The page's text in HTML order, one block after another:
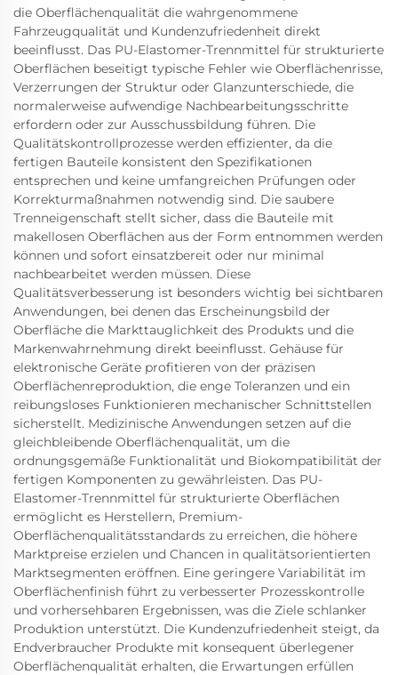
die Oberflächenqualität die wahrgenommene
Fahrzeugqualität und Kundenzufriedenheit direkt
beeinflusst. Das PU-Elastomer-Trennmittel für strukturierte
Oberflächen beseitigt typische Fehler wie Oberflächenrisse,
Verzerrungen der Struktur oder Glanzunterschiede, die
normalerweise aufwendige Nachbearbeitungsschritte
erfordern oder zur Ausschussbildung führen. Die
Qualitätskontrollprozesse werden effizienter, da die
fertigen Bauteile konsistent den Spezifikationen
entsprechen und keine umfangreichen Prüfungen oder
Korrekturmaßnahmen notwendig sind. Die saubere
Trenneigenschaft stellt sicher, dass die Bauteile mit
makellosen Oberflächen aus der Form entnommen werden
können und sofort einsatzbereit oder nur minimal
nachbearbeitet werden müssen. Diese
Qualitätsverbesserung ist besonders wichtig bei sichtbaren
Anwendungen, bei denen das Erscheinungsbild der
Oberfläche die Markttauglichkeit des Produkts und die
Markenwahrnehmung direkt beeinflusst. Gehäuse für
elektronische Geräte profitieren von der präzisen
Oberflächenreproduktion, die enge Toleranzen und ein
reibungsloses Funktionieren mechanischer Schnittstellen
sicherstellt. Medizinische Anwendungen setzen auf die
gleichbleibende Oberflächenqualität, um die
ordnungsgemäße Funktionalität und Biokompatibilität der
fertigen Komponenten zu gewährleisten. Das PU-
Elastomer-Trennmittel für strukturierte Oberflächen
ermöglicht es Herstellern, Premium-
Oberflächenqualitätsstandards zu erreichen, die höhere
Marktpreise erzielen und Chancen in qualitätsorientierten
Marktsegmenten eröffnen. Eine geringere Variabilität im
Oberflächenfinish führt zu verbesserter Prozesskontrolle
und vorhersehbaren Ergebnissen, was die Ziele schlanker
Produktion unterstützt. Die Kundenzufriedenheit steigt, da
Endverbraucher Produkte mit konsequent überlegener
Oberflächenqualität erhalten, die Erwartungen erfüllen